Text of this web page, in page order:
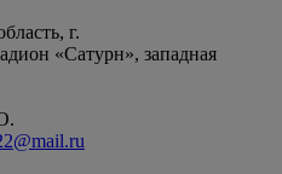
г.
«Сатурн», западная